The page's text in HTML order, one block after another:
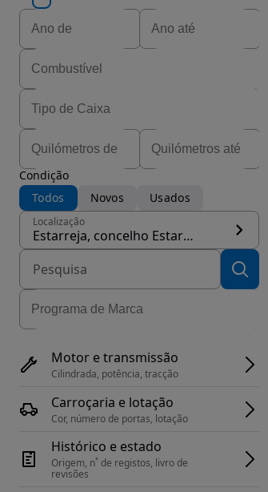
Condição
Todos
Novos Usados
Localização
Estarreja, concelho Estarreja
Motor e transmissão
Cilindrada, potência, tracção
Carroçaria e lotação
Cor, número de portas, lotação
Histórico e estado
Origem, n˚ de registos, livro de
revisões